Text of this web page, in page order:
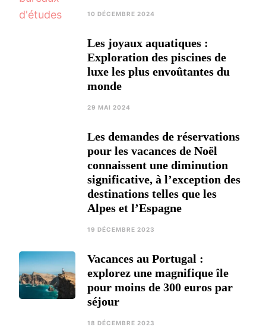
10 DÉCEMBRE 2024
Les joyaux aquatiques :
Exploration des piscines de
luxe les plus envoûtantes du
monde
29 MAI 2024
Les demandes de réservations
pour les vacances de Noël
connaissent une diminution
significative, à l’exception des
destinations telles que les
Alpes et l’Espagne
19 DÉCEMBRE 2023
Vacances au Portugal :
explorez une magnifique île
pour moins de 300 euros par
séjour
18 DÉCEMBRE 2023